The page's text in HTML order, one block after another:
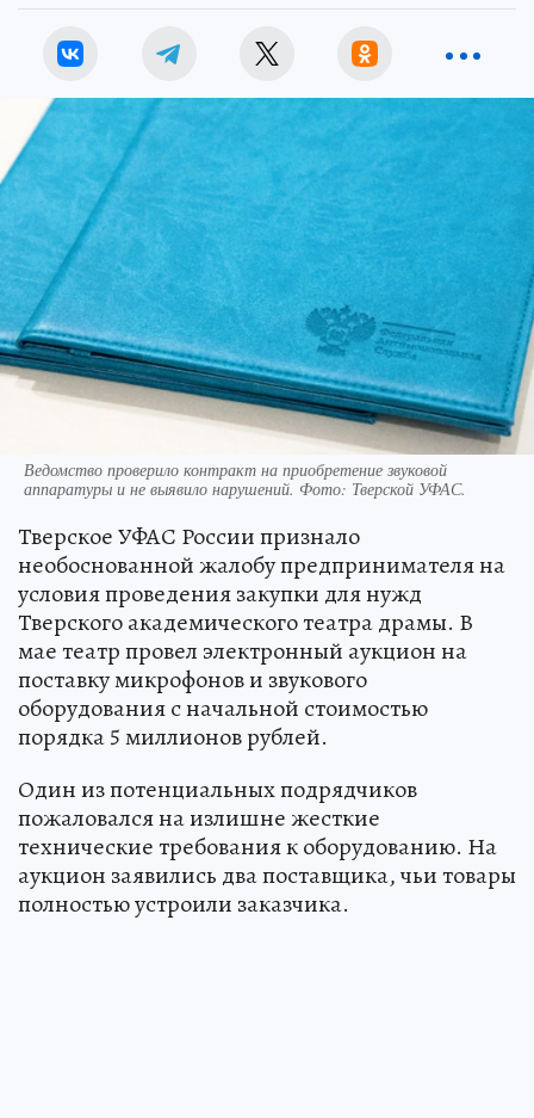
Ведомство проверило контракт на приобретение звуковой
аппаратуры и не выявило нарушений. Фото: Тверской УФАС.
Тверское УФАС России признало
необоснованной жалобу предпринимателя на
условия проведения закупки для нужд
Тверского академического театра драмы. В
мае театр провел электронный аукцион на
поставку микрофонов и звукового
оборудования с начальной стоимостью
порядка 5 миллионов рублей.
Один из потенциальных подрядчиков
пожаловался на излишне жесткие
технические требования к оборудованию. На
аукцион заявились два поставщика, чьи товары
полностью устроили заказчика.